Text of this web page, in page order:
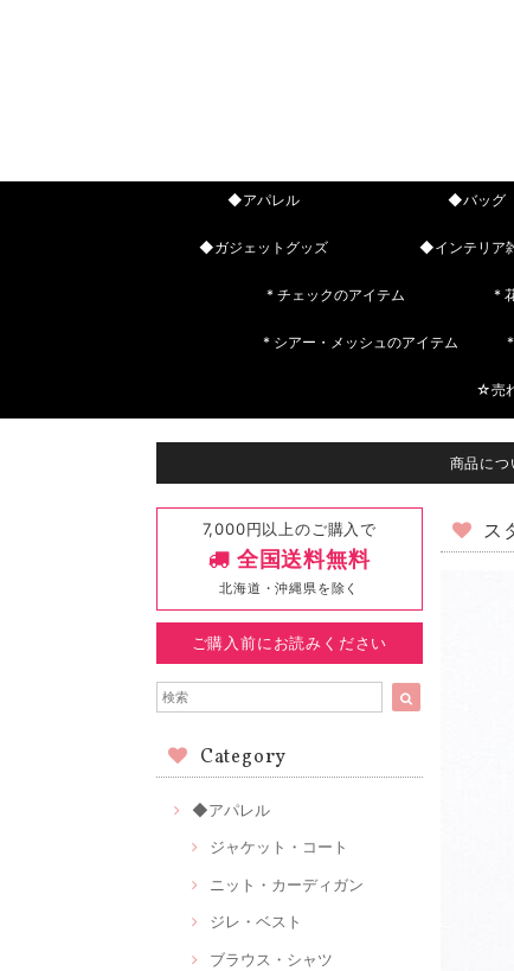
◆アパレル ◆バッグ
◆ガジェットグッズ ◆インテリア
* チェックのアイテム *
* シアー・メッシュのアイテム
☆売
商品に
7,000円以上のご購入で
全国送料無料
北海道・沖縄県を除く
ご購入前にお読みください
Category
◆アパレル
ジャケット・コート
ニット・カーディガン
ジレ・ベスト
ブラウス・シャツ
ス